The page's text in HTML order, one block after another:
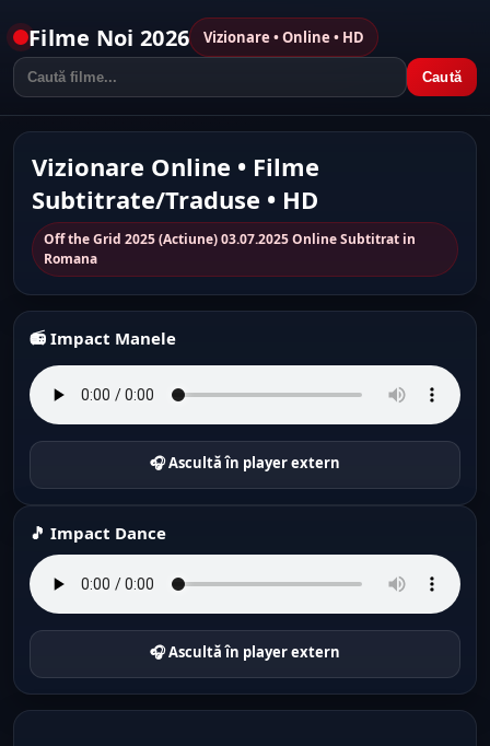
Filme Noi 2026 Vizionare • Online • HD
Caută
Vizionare Online • Filme
Subtitrate/Traduse • HD
Off the Grid 2025 (Actiune) 03.07.2025 Online Subtitrat in
Romana
📻 Impact Manele
🎧 Ascultă în player extern
🎵 Impact Dance
🎧 Ascultă în player extern